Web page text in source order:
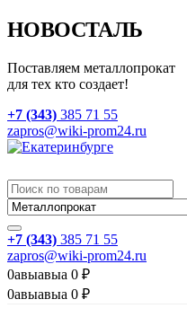
НОВОСТАЛЬ
Поставляем металлопрокат
для тех кто создает!
+7 (343) 385 71 55
zapros@wiki-prom24.ru
+7 (343) 385 71 55
zapros@wiki-prom24.ru
0авыавыа 0 ₽
0авыавыа 0 ₽